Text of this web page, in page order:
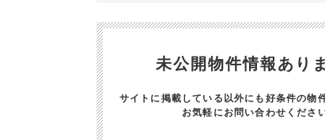
未公開物件情報あり
サイトに掲載している以外にも好条件の物
お気軽にお問い合わせください